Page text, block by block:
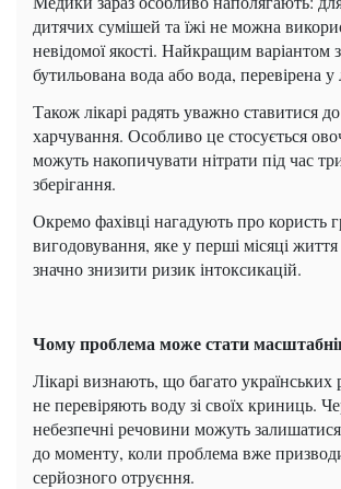
дитячих сумішей та їжі не можна
невідомої якості. Найкращим варіантом
бутильована вода або вода, перевірена у
Також лікарі радять уважно ставитися
харчування. Особливо це стосується
можуть накопичувати нітрати під час
зберігання.
Окремо фахівці нагадують про користь
вигодовування, яке у перші місяці
значно знизити ризик інтоксикацій.
Чому проблема може стати
Лікарі визнають, що багато
не перевіряють воду зі своїх криниць.
небезпечні речовини можуть
до моменту, коли проблема вже
серйозного отруєння.